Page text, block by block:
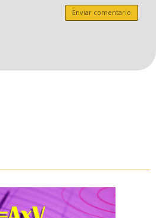
Enviar comentario